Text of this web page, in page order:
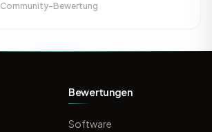
Community-Bewertung
Bewertungen
Software